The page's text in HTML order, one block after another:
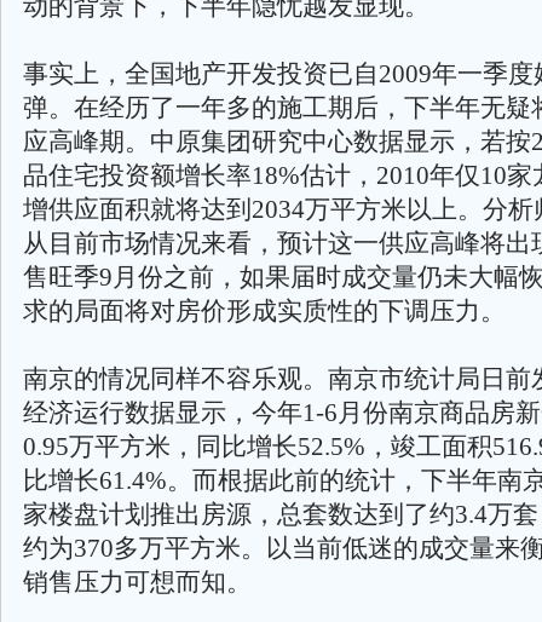
动的背景下，下半年隐忧越发显现。
事实上，全国地产开发投资已自2009年一季
弹。在经历了一年多的施工期后，下半年无疑
应高峰期。中原集团研究中心数据显示，若按
品住宅投资额增长率18%估计，2010年仅10
增供应面积就将达到2034万平方米以上。分
从目前市场情况来看，预计这一供应高峰将出
售旺季9月份之前，如果届时成交量仍未大幅
求的局面将对房价形成实质性的下调压力。
南京的情况同样不容乐观。南京市统计局日前
经济运行数据显示，今年1-6月份南京商品房
0.95万平方米，同比增长52.5%，竣工面积
比增长61.4%。而根据此前的统计，下半年南
家楼盘计划推出房源，总套数达到了约3.4万
约为370多万平方米。以当前低迷的成交量来
销售压力可想而知。